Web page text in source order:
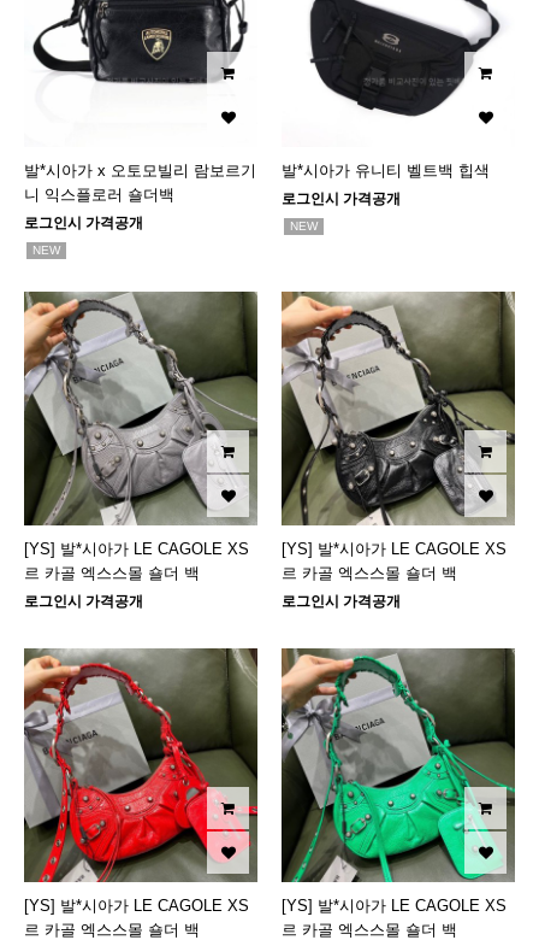
발*시아가 x 오토모빌리 람보르기
니 익스플로러 숄더백
로그인시 가격공개
NEW
발*시아가 유니티 벨트백 힙색
로그인시 가격공개
NEW
[YS] 발*시아가 LE CAGOLE XS
르 카골 엑스스몰 숄더 백
로그인시 가격공개
[YS] 발*시아가 LE CAGOLE XS
르 카골 엑스스몰 숄더 백
로그인시 가격공개
[YS] 발*시아가 LE CAGOLE XS
르 카골 엑스스몰 숄더 백
[YS] 발*시아가 LE CAGOLE XS
르 카골 엑스스몰 숄더 백